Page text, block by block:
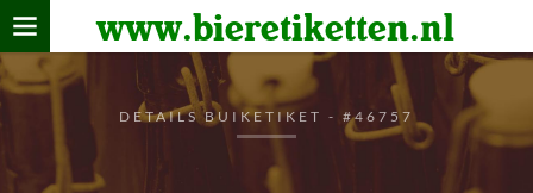
www.bieretiketten.nl
Home
verzamelen
De bierkaart
Bezoekers
DETAILS BUIKETIKET - #46757